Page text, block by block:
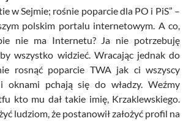
w Sejmie; rośnie poparcie dla PO i PiS” –
polskim portalu internetowym. A co,
nie ma Internetu? Ja nie potrzebuję
wszystko widzieć. Wracając jednak do
rosnąć poparcie TWA jak ci wszyscy
i oknami pchają się do władzy. Weźmy
kto mu dał takie imię, Krzaklewskiego.
ludziom, że postanowił założyć profil na